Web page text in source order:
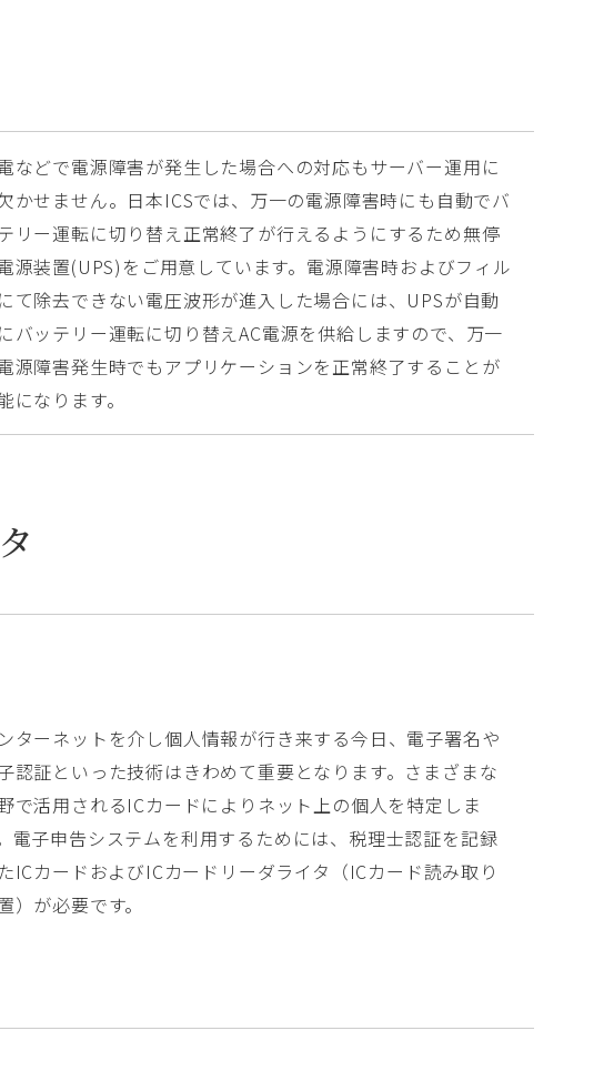
などで電源障害が発生した場合への対応もサーバー運用に
かせません。日本ICSでは、万一の電源障害時にも自動でバ
リー運転に切り替え正常終了が行えるようにするため無停
源装置(UPS)をご用意しています。電源障害時およびフィル
て除去できない電圧波形が進入した場合には、UPSが自動
バッテリー運転に切り替えAC電源を供給しますので、万一
源障害発生時でもアプリケーションを正常終了することが
になります。
ターネットを介し個人情報が行き来する今日、電子署名や
認証といった技術はきわめて重要となります。さまざまな
で活用されるICカードによりネット上の個人を特定しま
電子申告システムを利用するためには、税理士認証を記録
ICカードおよびICカードリーダライタ（ICカード読み取り
）が必要です。